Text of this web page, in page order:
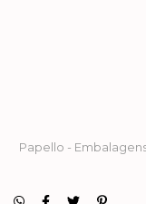
Papello -